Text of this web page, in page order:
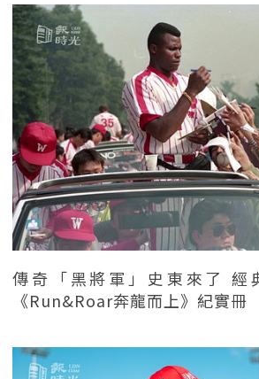
傳奇「黑將軍」史東來了 經
《Run&Roar奔龍而上》紀實冊